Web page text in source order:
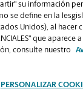
PÁGINA DE LA
su información
se define en la
Unidos), al hacer
que aparece
consulte nuestro
PERSONALIZAR